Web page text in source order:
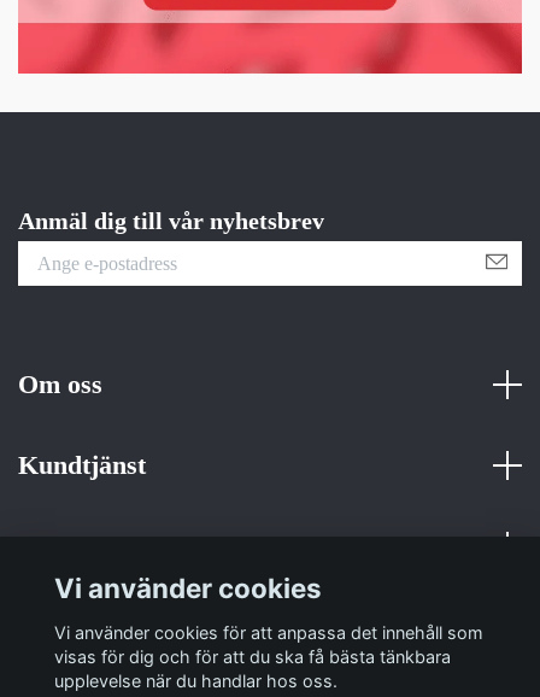
Anmäl dig till vår nyhetsbrev
Om oss
Kundtjänst
Sociala medier
Vi använder cookies
Vi använder cookies för att anpassa det innehåll som
visas för dig och för att du ska få bästa tänkbara
upplevelse när du handlar hos oss.